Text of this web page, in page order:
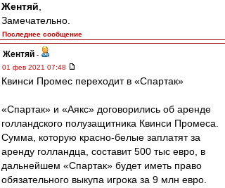
Жентяй
Замечательно.
Последнее сообщение
Жентяй -
01 фев 2021 07:48
Квинси Промес переходит в «Спартак»
«Спартак» и «Аякс» договорились об аренде
голландского полузащитника Квинси Промеса.
Сумма, которую красно-белые заплатят за
аренду голландца, составит 500 тыс евро, в
дальнейшем «Спартак» будет иметь право
обязательного выкупа игрока за 9 млн евро.